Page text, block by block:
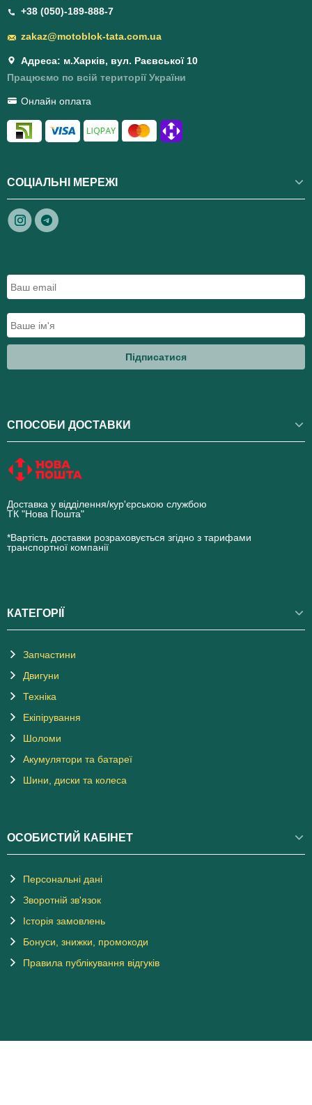
+38 (050)-189-888-7
zakaz@motoblok-tata.com.ua
Адреса: м.Харків, вул. Раєвської 10
Працюємо по всій території України
Онлайн оплата
СОЦІАЛЬНІ МЕРЕЖІ
Підписатися
СПОСОБИ ДОСТАВКИ
Доставка у відділення/кур'єрською службою
ТК "Нова Пошта"
*Вартість доставки розраховується згідно з тарифами
транспортної компанії
КАТЕГОРІЇ
Запчастини
Двигуни
Техніка
Екіпірування
Шоломи
Акумулятори та батареї
Шини, диски та колеса
ОСОБИСТИЙ КАБІНЕТ
Персональні дані
Зворотній зв'язок
Історія замовлень
Бонуси, знижки, промокоди
Правила публікування відгуків